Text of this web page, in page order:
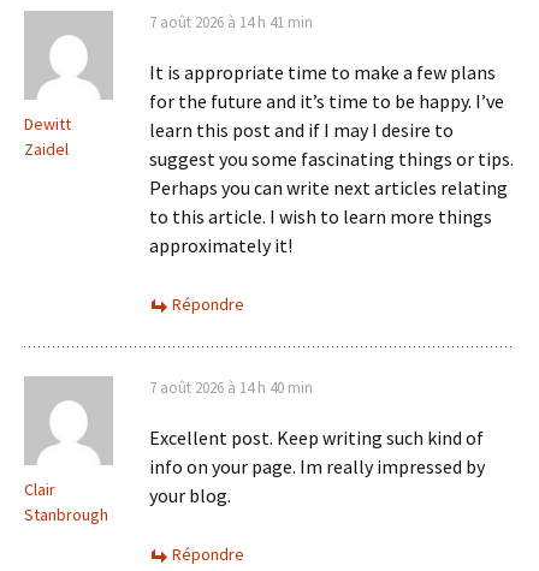
Dewitt
Zaidel
7 août 2026 à 14 h 41 min
It is appropriate time to make a few plans
for the future and it’s time to be happy. I’ve
learn this post and if I may I desire to
suggest you some fascinating things or tips.
Perhaps you can write next articles relating
to this article. I wish to learn more things
approximately it!
Répondre
Clair
Stanbrough
7 août 2026 à 14 h 40 min
Excellent post. Keep writing such kind of
info on your page. Im really impressed by
your blog.
Répondre